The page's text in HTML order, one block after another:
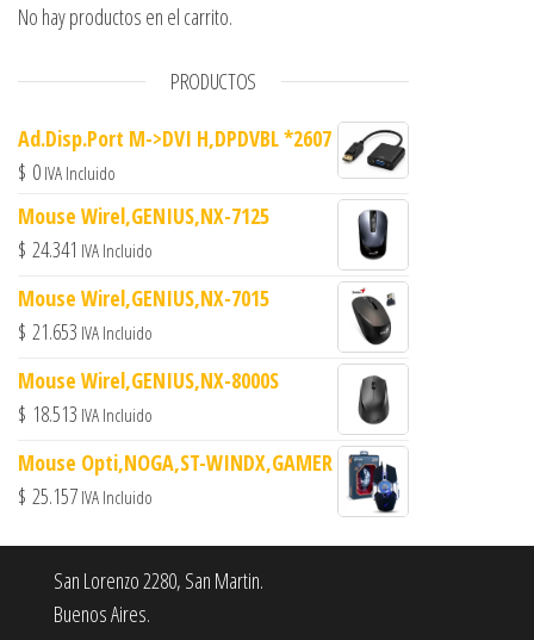
No hay productos en el carrito.
PRODUCTOS
Ad.Disp.Port M->DVI H,DPDVBL *2607
$ 0 IVA Incluido
Mouse Wirel,GENIUS,NX-7125
$ 24.341 IVA Incluido
Mouse Wirel,GENIUS,NX-7015
$ 21.653 IVA Incluido
Mouse Wirel,GENIUS,NX-8000S
$ 18.513 IVA Incluido
Mouse Opti,NOGA,ST-WINDX,GAMER
$ 25.157 IVA Incluido
San Lorenzo 2280, San Martin.
Buenos Aires.